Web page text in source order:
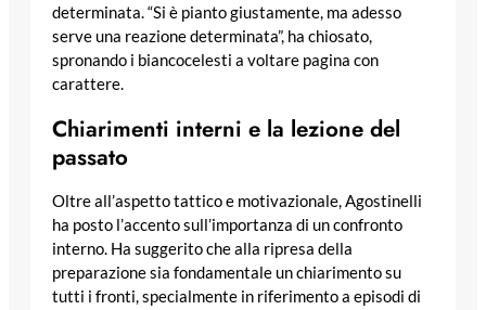
determinata. “Si è pianto giustamente, ma adesso
serve una reazione determinata”, ha chiosato,
spronando i biancocelesti a voltare pagina con
carattere.
Chiarimenti interni e la lezione del
passato
Oltre all’aspetto tattico e motivazionale, Agostinelli
ha posto l’accento sull’importanza di un confronto
interno. Ha suggerito che alla ripresa della
preparazione sia fondamentale un chiarimento su
tutti i fronti, specialmente in riferimento a episodi di